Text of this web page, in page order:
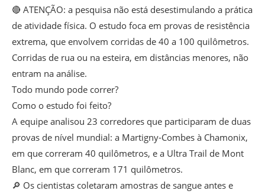
🔴 ATENÇÃO: a pesquisa não está desestimulando a prática
de atividade física. O estudo foca em provas de resistência
extrema, que envolvem corridas de 40 a 100 quilômetros.
Corridas de rua ou na esteira, em distâncias menores, não
entram na análise.
Todo mundo pode correr?
Como o estudo foi feito?
A equipe analisou 23 corredores que participaram de duas
provas de nível mundial: a Martigny-Combes à Chamonix,
em que correram 40 quilômetros, e a Ultra Trail de Mont
Blanc, em que correram 171 quilômetros.
🔎 Os cientistas coletaram amostras de sangue antes e